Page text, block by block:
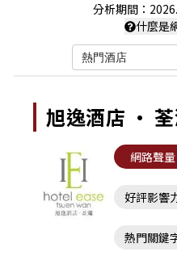
分析期間：
什麼是
熱門酒店
旭逸酒店 ·
網路聲量
好評影響
熱門關鍵